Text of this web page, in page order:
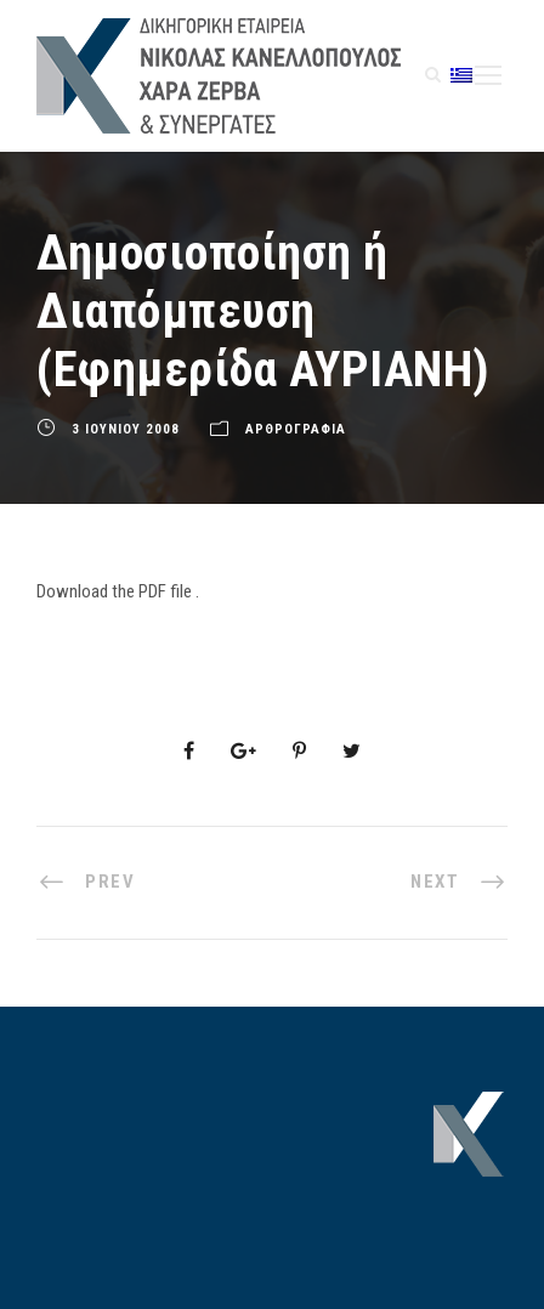
Δημοσιοποίηση ή
Διαπόμπευση
(Εφημερίδα ΑΥΡΙΑΝΗ)
3 ΙΟΥΝΙΟΥ 2008 ΑΡΘΡΟΓΡΑΦΙΑ
Download the PDF file .
PREV NEXT